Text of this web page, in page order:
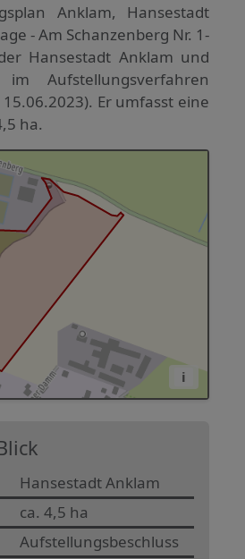
Anklam, Hansestadt
- Am Schanzenberg Nr. 1-
Hansestadt Anklam und
Aufstellungsverfahren
Er umfasst eine
ha.
i
Hansestadt Anklam
ca. 4,5 ha
Aufstellungsbeschluss